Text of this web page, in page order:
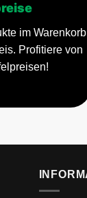
im Warenkorb
Profitiere von